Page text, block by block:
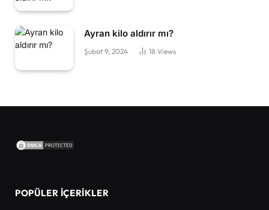
Ayran kilo aldırır mı?
Şubat 9, 2024 18 Views
POPÜLER İÇERIKLER